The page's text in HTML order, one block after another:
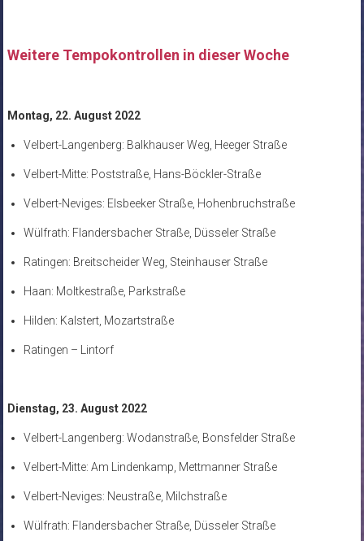
Weitere Tempokontrollen in dieser Woche
Montag, 22. August 2022
Velbert-Langenberg: Balkhauser Weg, Heeger Straße
Velbert-Mitte: Poststraße, Hans-Böckler-Straße
Velbert-Neviges: Elsbeeker Straße, Hohenbruchstraße
Wülfrath: Flandersbacher Straße, Düsseler Straße
Ratingen: Breitscheider Weg, Steinhauser Straße
Haan: Moltkestraße, Parkstraße
Hilden: Kalstert, Mozartstraße
Ratingen – Lintorf
Dienstag, 23. August 2022
Velbert-Langenberg: Wodanstraße, Bonsfelder Straße
Velbert-Mitte: Am Lindenkamp, Mettmanner Straße
Velbert-Neviges: Neustraße, Milchstraße
Wülfrath: Flandersbacher Straße, Düsseler Straße